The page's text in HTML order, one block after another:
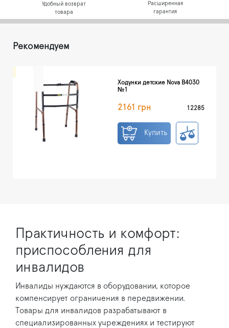
Удобный возврат
товара
Расширенная
гарантия
Рекомендуем
Ходунки детские Nova B4030
№1
2161 грн 12285
Купить
Практичность и комфорт:
приспособления для
инвалидов
Инвалиды нуждаются в оборудовании, которое
компенсирует ограничения в передвижении.
Товары для инвалидов разрабатывают в
специализированных учреждениях и тестируют